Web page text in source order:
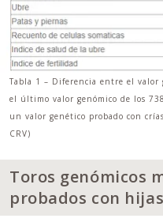
Tabla 1 – Diferencia entre el valor
el último valor genómico de los
un valor genético probado con
CRV)
Toros genómicos
probados con